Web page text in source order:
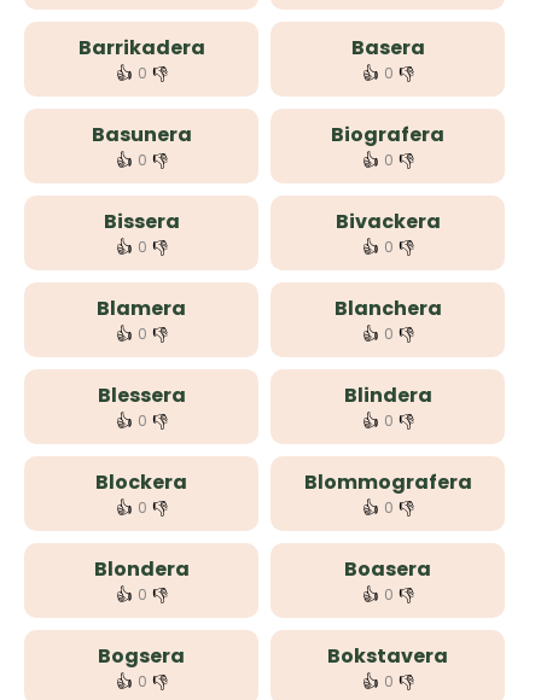
Barrikadera
👍 0 👎
Basera
👍 0 👎
Basunera
👍 0 👎
Biografera
👍 0 👎
Bissera
👍 0 👎
Bivackera
👍 0 👎
Blamera
👍 0 👎
Blanchera
👍 0 👎
Blessera
👍 0 👎
Blindera
👍 0 👎
Blockera
👍 0 👎
Blommografera
👍 0 👎
Blondera
👍 0 👎
Boasera
👍 0 👎
Bogsera
👍 0 👎
Bokstavera
👍 0 👎